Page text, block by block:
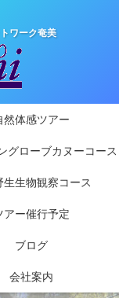
ワーク奄美
然体感ツアー
グローブカヌーコース
生生物観察コース
アー催行予定
ブログ
会社案内